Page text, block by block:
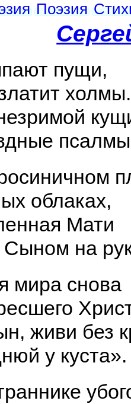
Поэзия
пущи,
холмы.
облаках,
Мати
на
мира снова
живи без
у куста».